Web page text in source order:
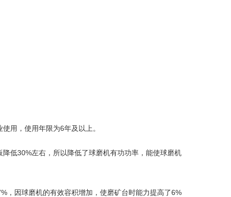
用，使用年限为6年及以上。
低30%左右，所以降低了球磨机有功功率，能使球磨机
，因球磨机的有效容积增加，使磨矿台时能力提高了6%